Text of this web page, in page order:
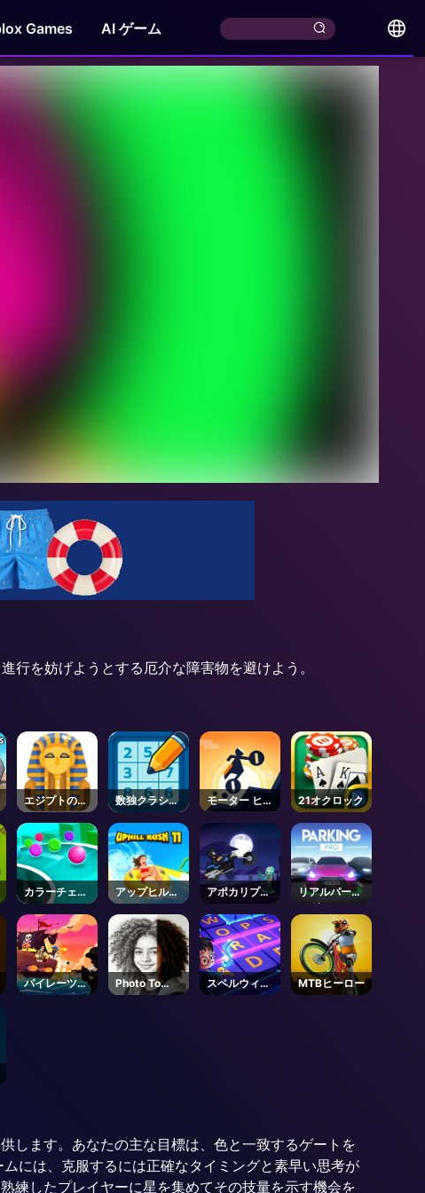
Games AI ゲーム
を妨げようとする厄介な障害物を避けよう。
エジプトのタ
イル
数独クラシッ
ク
モーター ヒー
ロー オンライ
ン
21オクロック
カラーチェイ
ス
アップヒルラ
ッシュ11
アポカリプス
モト
リアルパーキ
ング
パイレーツハ
ント
Photo To
Sketch
スペルウィザ
ード
MTBヒーロー
します。あなたの主な目標は、色と一致するゲートを
には、克服するには正確なタイミングと素早い思考が
練したプレイヤーに星を集めてその技量を示す機会を